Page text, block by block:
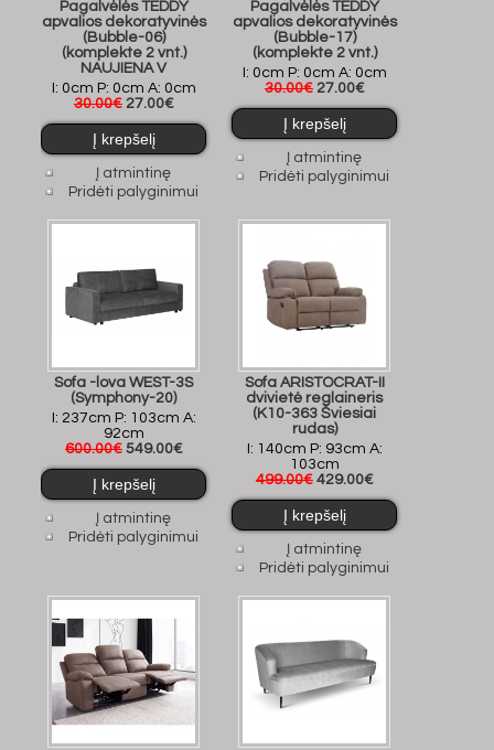
Pagalvėlės TEDDY
apvalios dekoratyvinės
(Bubble-06)
(komplekte 2 vnt.)
NAUJIENA V
I: 0cm P: 0cm A: 0cm
30.00€ 27.00€
Į atmintinę
Pridėti palyginimui
Pagalvėlės TEDDY
apvalios dekoratyvinės
(Bubble-17)
(komplekte 2 vnt.)
I: 0cm P: 0cm A: 0cm
30.00€ 27.00€
Į atmintinę
Pridėti palyginimui
Sofa -lova WEST-3S
(Symphony-20)
I: 237cm P: 103cm A:
92cm
600.00€ 549.00€
Į atmintinę
Pridėti palyginimui
Sofa ARISTOCRAT-II
dvivietė reglaineris
(K10-363 Šviesiai
rudas)
I: 140cm P: 93cm A:
103cm
499.00€ 429.00€
Į atmintinę
Pridėti palyginimui